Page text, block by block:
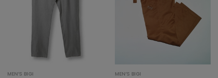
MEN’S BIGI MEN’S BIGI